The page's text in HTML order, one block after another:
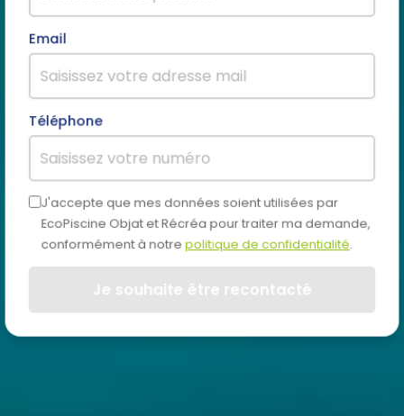
Email
Téléphone
J'accepte que mes données soient utilisées par
EcoPiscine Objat et Récréa pour traiter ma demande,
conformément à notrepolitique de confidentialité.